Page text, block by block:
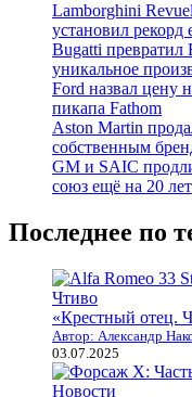
Lamborghini
установил
Bugatti превратил
уникальное
Ford назвал цену
пикапа Fathom
Aston Martin
собственным
GM и SAIC
союз ещё на 20 лет
Последнее по
Чтиво
«Крестный отец.
Автор: Александр
03.07.2025
Новости